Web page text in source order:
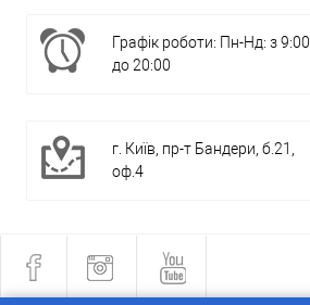
Графік роботи: Пн-Нд: з 9:00
до 20:00
г. Київ, пр-т Бандери, б.21,
оф.4